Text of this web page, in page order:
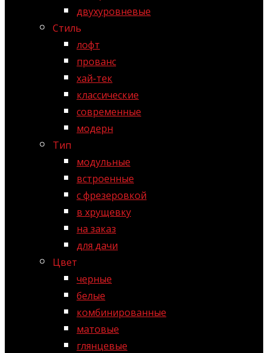
двухуровневые
Стиль
лофт
прованс
хай-тек
классические
современные
модерн
Тип
модульные
встроенные
с фрезеровкой
в хрущевку
на заказ
для дачи
Цвет
черные
белые
комбинированные
матовые
глянцевые